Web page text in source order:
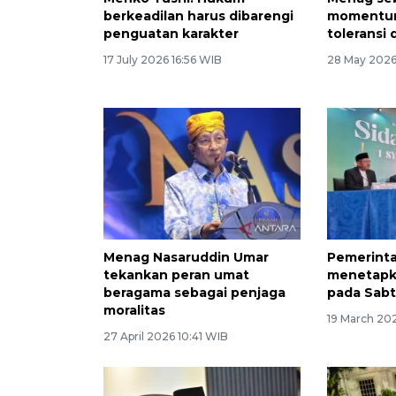
berkeadilan harus dibarengi
penguatan karakter
17 July 2026 16:56 WIB
toleransi
28 May
Menag Nasaruddin Umar
tekankan peran umat
beragama sebagai penjaga
moralitas
27 April 2026 10:41 WIB
pada
19 March